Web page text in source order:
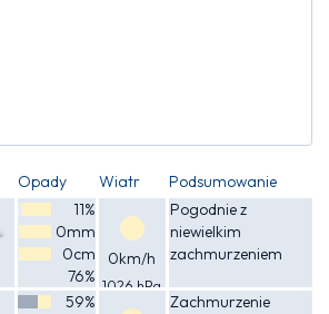
Opady Wiatr Podsumowanie
11%
0mm
0cm
76%
0km/h
1026 hPa
Pogodnie z
niewielkim
zachmurzeniem
59%
Zachmurzenie